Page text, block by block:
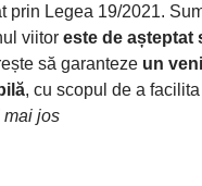
prin Legea 19/2021.
viitor este de așteptat
să garanteze un
, cu scopul de a
mai jos